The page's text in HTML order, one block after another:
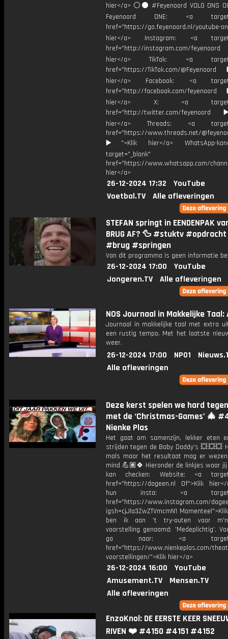
hier</a> ⚪️⚫ #Feyenoord VOLG ONS
Feyenoord ONE: <a
href="https://go.feyenoord.nl/youtube-
hier</a> Instagram: <a
href="http://instagram.com/
hier</a> TikTok: <a
href="https://TikTok.com/
hier</a> Facebook: <a
href="http://facebook.com/
hier</a> X: <a
href="http://twitter.com/
hier</a> Threads: <a
href="https://www.threads.net/
▶️">Klik hier</a> WhatsApp-
target="_blank"
href="https://www.whatsapp.com/
hier</a>
26-12-2024 17:32
YouTube
Voetbal.TV
Alle afleveringen
STEFAN springt in EENDENPAK
BRUG AF? 🦆 #stuktv
#brug #springen
Van dit programma is geen informatie
26-12-2024 17:00
YouTube
Jongeren.TV
Alle afleveringen
NOS Journaal in Makkelijke
Journaal in makkelijke taal met extra
een rustig tempo. Met het laatste
weer.
26-12-2024 17:00 NPO1
Alle afleveringen
Deze kerst spelen we hard
met de ‘Christmas-Games’ 🎄
Nienke Plas
Het gaat om samenzijn, lekker eten
strijden tegen de Baby Daddy’s 💥💥💥
mals maar het resultaat mag er
mind 💪🏽🍀 Hieronder de linkjes waar jij
kan checken: Website: <a
href="https://dageen.nl Of">Klik
hun insta: <a
href="https://www.instagram.com/
igsh=cjJla3ZwZTVmcmN1
ben ik aan 't try-outen voor m'n
voorstelling genaamd: 'Medeplichtig'.
ga naar: <a
href="https://www.nienkeplas.com/
voorstellingen/">Klik hier</a>
26-12-2024 16:00
YouTube
Amusement.TV
Mensen.TV
Alle afleveringen
EnzoKnol: DE EERSTE KEER
RIVEN ❤️ #4150 #4151 #4152